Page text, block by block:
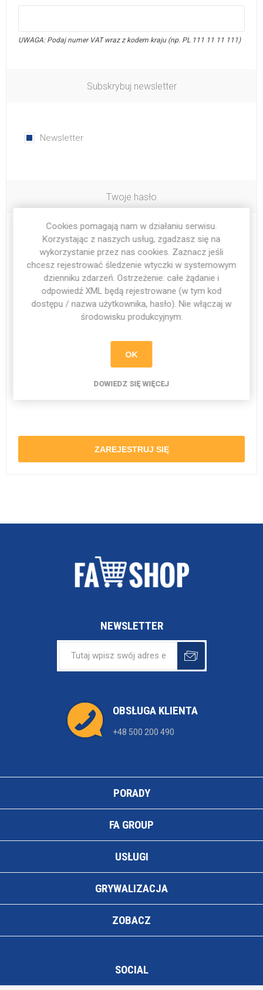
UWAGA: Podaj numer VAT wraz z kodem kraju (np. PL 111 11 11 111)
Subskrybuj newsletter
Newsletter
Twoje hasło
Hasło:
Potwierdzenie nowego hasła:
ZAREJESTRUJ SIĘ
NEWSLETTER
OBSŁUGA KLIENTA
+48 500 200 490
PORADY
FA GROUP
USŁUGI
GRYWALIZACJA
ZOBACZ
SOCIAL
Cookies pomagają nam w działaniu serwisu.
Korzystając z naszych usług, zgadzasz się na
wykorzystanie przez nas cookies. Zaznacz jeśli
chcesz rejestrować śledzenie wtyczki w systemowym
dzienniku zdarzeń. Ostrzeżenie: całe żądanie i
odpowiedź XML będą rejestrowane (w tym kod
dostępu / nazwa użytkownika, hasło). Nie włączaj w
środowisku produkcyjnym.
OK
DOWIEDZ SIĘ WIĘCEJ